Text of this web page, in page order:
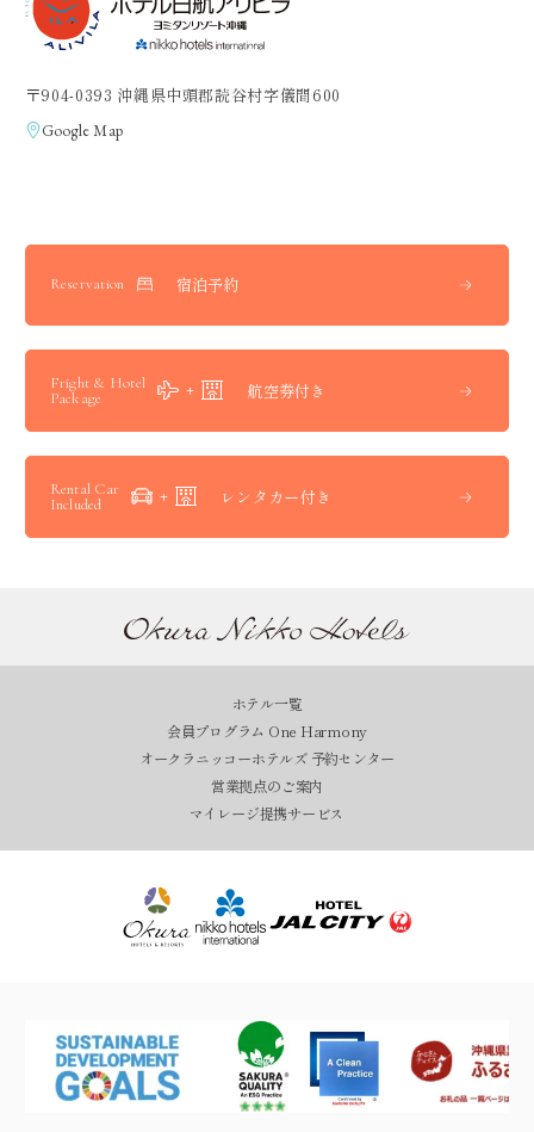
〒904-0393 沖縄県中頭郡読谷村字儀間600
Google Map
Reservation 宿泊予約
Fright & Hotel
Package
航空券付き
Rental Car
Included
レンタカー付き
ホテル一覧
会員プログラム One Harmony
オークラニッコーホテルズ 予約センター
営業拠点のご案内
マイレージ提携サービス